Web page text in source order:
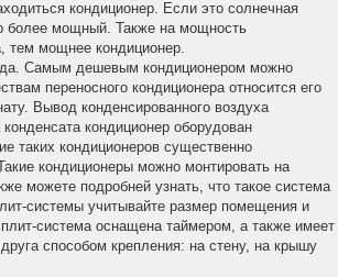
кондиционер. Если это солнечная
более мощный. Также на мощность
тем мощнее кондиционер.
Самым дешевым кондиционером можно
переносного кондиционера относится его
Вывод конденсированного воздуха
кондиционер оборудован
таких кондиционеров существенно
кондиционеры можно монтировать на
можете подробней узнать, что такое система
системы учитывайте размер помещения и
система оснащена таймером, а также имеет
способом крепления: на стену, на крышу